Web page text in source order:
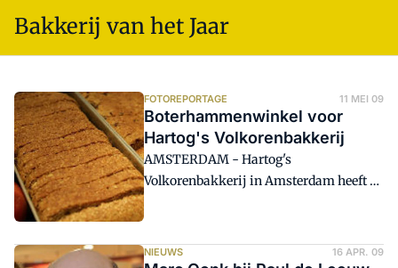
Bakkerij van het Jaar
FOTOREPORTAGE 11 MEI 09
Boterhammenwinkel voor
Hartog's Volkorenbakkerij
AMSTERDAM - Hartog's
Volkorenbakkerij in Amsterdam heeft er
een tweede winkel bij: Hartog's
Boterham. Op een steenworp afstand
van het moederbedrijf aan de
NIEUWS 16 APR. 09